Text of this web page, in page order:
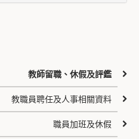
教師留職、休假及評鑑
教職員聘任及人事相關資料
職員加班及休假